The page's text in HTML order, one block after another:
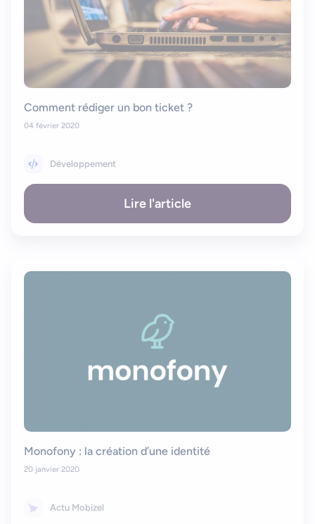
Comment rédiger un bon ticket ?
04 février 2020
Développement
Lire l'article
Monofony : la création d’une identité
20 janvier 2020
Actu Mobizel